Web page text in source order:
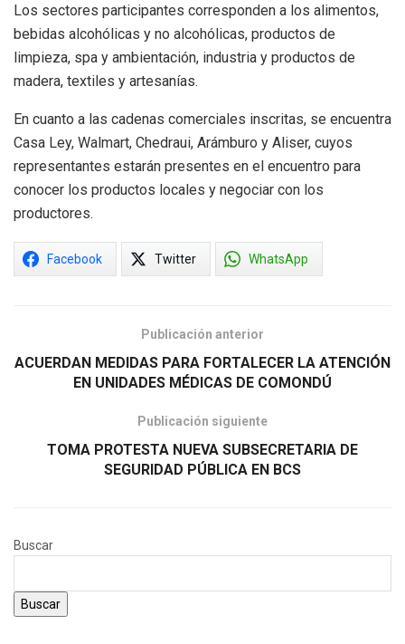
Los sectores participantes corresponden a los alimentos,
bebidas alcohólicas y no alcohólicas, productos de
limpieza, spa y ambientación, industria y productos de
madera, textiles y artesanías.
En cuanto a las cadenas comerciales inscritas, se encuentra
Casa Ley, Walmart, Chedraui, Arámburo y Aliser, cuyos
representantes estarán presentes en el encuentro para
conocer los productos locales y negociar con los
productores.
Facebook Twitter WhatsApp
Publicación anterior
ACUERDAN MEDIDAS PARA FORTALECER LA ATENCIÓN
EN UNIDADES MÉDICAS DE COMONDÚ
Publicación siguiente
TOMA PROTESTA NUEVA SUBSECRETARIA DE
SEGURIDAD PÚBLICA EN BCS
Buscar
Buscar